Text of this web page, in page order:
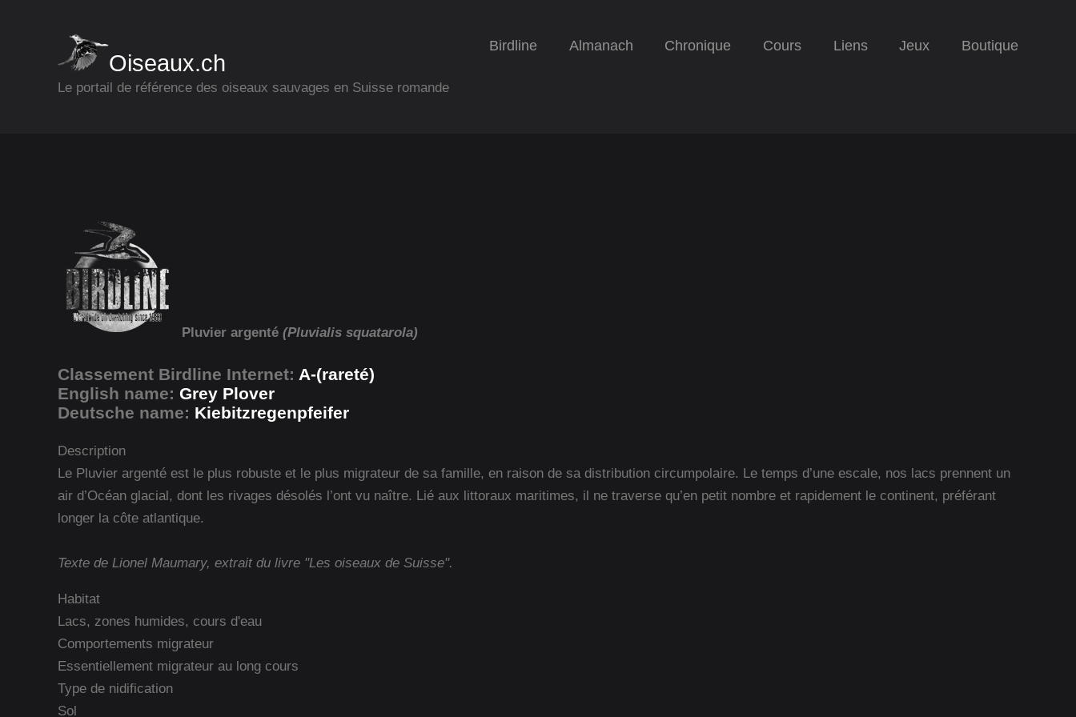
Oiseaux.ch
Le portail de référence des oiseaux sauvages en Suisse romande
Birdline Almanach Chronique Cours Liens Jeux Boutique
Pluvier argenté (Pluvialis squatarola)
Classement Birdline Internet: A-(rareté)
English name: Grey Plover
Deutsche name: Kiebitzregenpfeifer
Description
Le Pluvier argenté est le plus robuste et le plus migrateur de sa famille, en raison de sa distribution circumpolaire. Le temps d’une escale, nos lacs prennent un
air d’Océan glacial, dont les rivages désolés l’ont vu naître. Lié aux littoraux maritimes, il ne traverse qu’en petit nombre et rapidement le continent, préférant
longer la côte atlantique.
Texte de Lionel Maumary, extrait du livre "Les oiseaux de Suisse".
Habitat
Lacs, zones humides, cours d'eau
Comportements migrateur
Essentiellement migrateur au long cours
Type de nidification
Sol